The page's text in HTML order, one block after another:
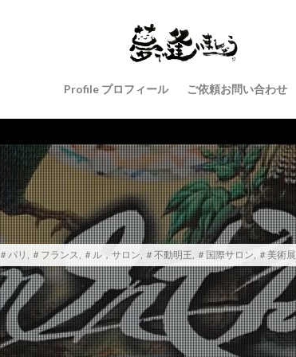
Profile プロフィール ご依頼お問い合わせ
＃パリ , ＃フランス, ＃ル，サロン, ＃不動明王, ＃国際サロン, ＃美術展